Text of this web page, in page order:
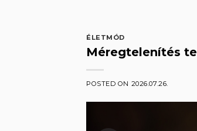
ÉLETMÓD
Méregtelenítés
POSTED ON 2026.07.26.